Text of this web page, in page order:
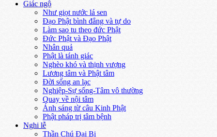
Giác ngộ
Như giọt nước lá sen
Đạo Phật bình đẳng và tự do
Làm sao tu theo đức Phật
Đức Phật và Đạo Phật
Nhân quả
Phật là tánh giác
Nghèo khó và thịnh vượng
Lương tâm và Phật tâm
Đời sống an lạc
Nghiệp-Sự sống-Tâm vô thường
Quay về nội tâm
Ánh sáng từ câu Kinh Phật
Phật pháp trị tâm bệnh
Nghi lễ
Thần Chú Đại Bi